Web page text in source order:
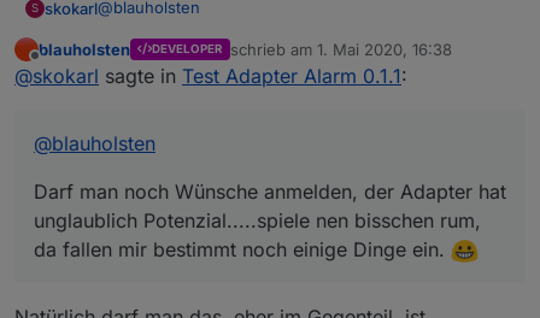
S skokarl@blauholsten
Darf man noch Wünsche anmelden, der Adapter hat
unglaublich Potenzial.....spiele nen bisschen rum,
Offline
blauholsten DEVELOPER schrieb am 1. Mai 2020, 16:38
zuletzt editiert von
@skokarl sagte in Test Adapter Alarm 0.1.1:
@blauholsten
Darf man noch Wünsche anmelden, der Adapter hat
unglaublich Potenzial.....spiele nen bisschen rum,
da fallen mir bestimmt noch einige Dinge ein.